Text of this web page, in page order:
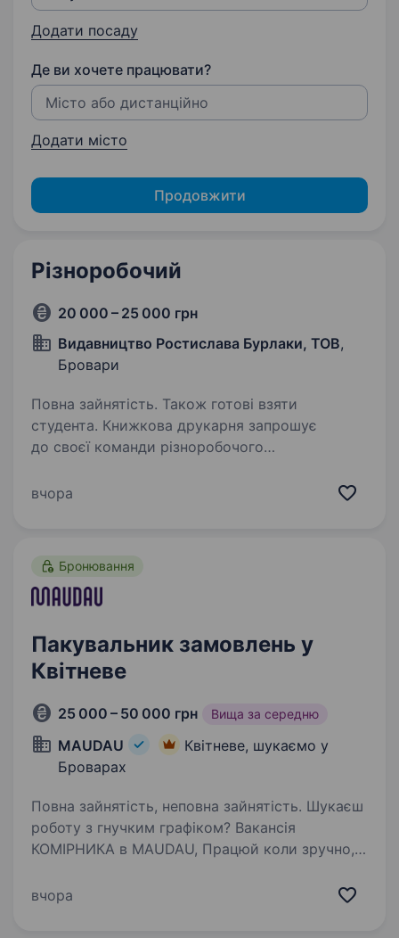
Додати посаду
Де ви хочете працювати?
Додати місто
Продовжити
Різноробочий
20 000 – 25 000 грн
Видавництво Ростислава Бурлаки, ТОВ,
Бровари
Повна зайнятість. Також готові взяти
студента. Книжкова друкарня запрошує
до своєї команди різноробочого
виробництвоОбов’язки: завантаження
вчора
Бронювання
Пакувальник замовлень у
Квітневе
25 000 – 50 000 грн Вища за середню
MAUDAU
Квітневе, шукаємо у
Броварах
Повна зайнятість, неповна зайнятість. Шукаєш
роботу з гнучким графіком? Вакансія
КОМІРНИКА в MAUDAU, Працюй коли зручно,
кандидатів та кандидаток на сучасний склад.
вчора